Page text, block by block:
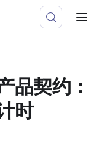
品契约：
时